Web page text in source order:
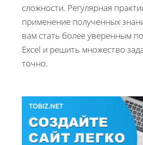
сложности. Регулярная
применение полученных
вам стать более уверенным
Excel и решить множество
точно.